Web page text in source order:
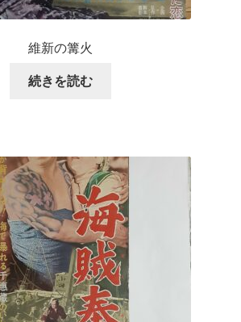
維新の篝火
続きを読む